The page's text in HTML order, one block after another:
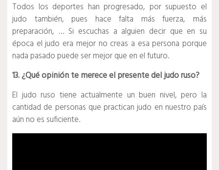
Todos los deportes han progresado, por supuesto el
judo también, pues hace falta más fuerza, más
preparación, … Si escuchas a alguien decir que en su
época el judo era mejor no creas a esa persona porque
nada pasado puede ser mejor que en el futuro.
13. ¿Qué opinión te merece el presente del judo ruso?
El judo ruso tiene actualmente un buen nivel, pero la
cantidad de personas que practican judo en nuestro país
aún no es suficiente.